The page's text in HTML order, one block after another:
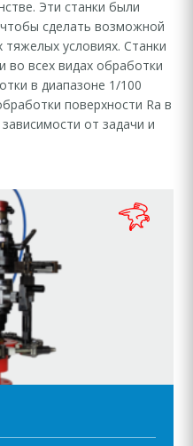
Эти станки были
сделать возможной
условиях. Станки
во всех видах обработки
в диапазоне 1/100
поверхности Ra в
от задачи и